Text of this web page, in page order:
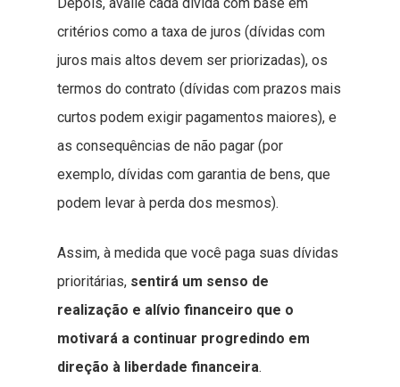
critérios como a taxa de juros (dívidas com
juros mais altos devem ser priorizadas), os
termos do contrato (dívidas com prazos mais
curtos podem exigir pagamentos maiores), e
as consequências de não pagar (por
exemplo, dívidas com garantia de bens, que
podem levar à perda dos mesmos).
Assim, à medida que você paga suas dívidas
prioritárias, sentirá um senso de
realização e alívio financeiro que o
motivará a continuar progredindo em
direção à liberdade financeira.